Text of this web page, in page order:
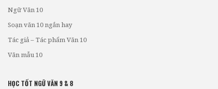
Ngữ Văn 10
Soạn văn 10 ngắn hay
Tác giả – Tác phẩm Văn 10
Văn mẫu 10
HỌC TỐT NGỮ VĂN 9 & 8